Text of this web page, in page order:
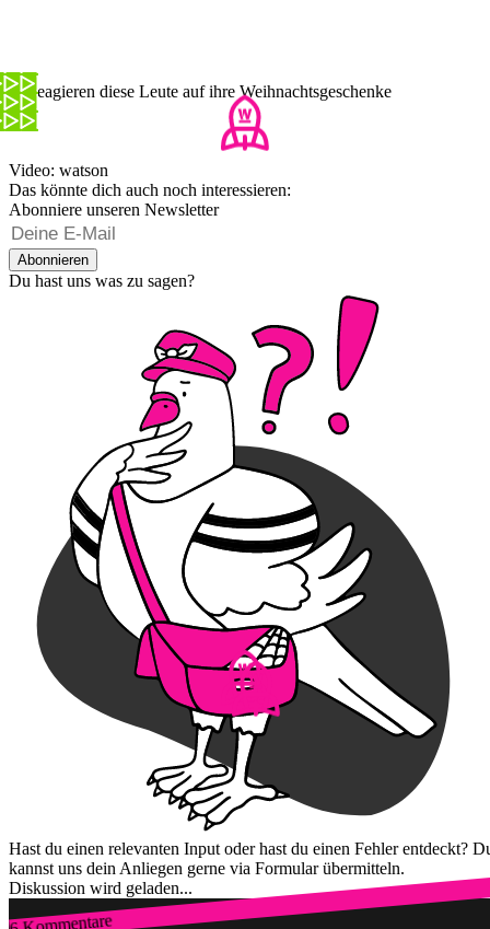
So reagieren diese Leute auf ihre Weihnachtsgeschenke
Video: watson
Das könnte dich auch noch interessieren:
Abonniere unseren Newsletter
Abonnieren
Du hast uns was zu sagen?
Hast du einen relevanten Input oder hast du einen Fehler entdeckt?
kannst uns dein Anliegen gerne via Formular übermitteln.
Diskussion wird geladen...